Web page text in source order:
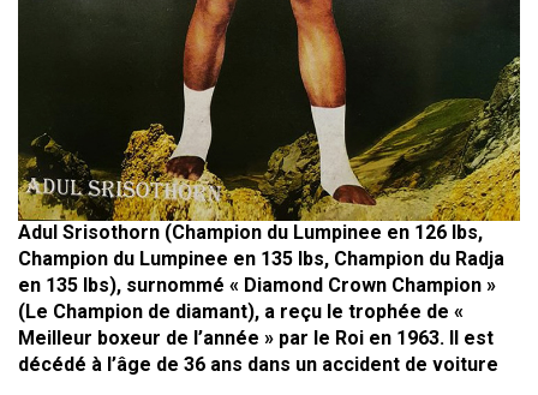
Adul Srisothorn (Champion du Lumpinee en 126 lbs,
Champion du Lumpinee en 135 lbs, Champion du Radja
en 135 lbs), surnommé « Diamond Crown Champion »
(Le Champion de diamant), a reçu le trophée de «
Meilleur boxeur de l’année » par le Roi en 1963. Il est
décédé à l’âge de 36 ans dans un accident de voiture